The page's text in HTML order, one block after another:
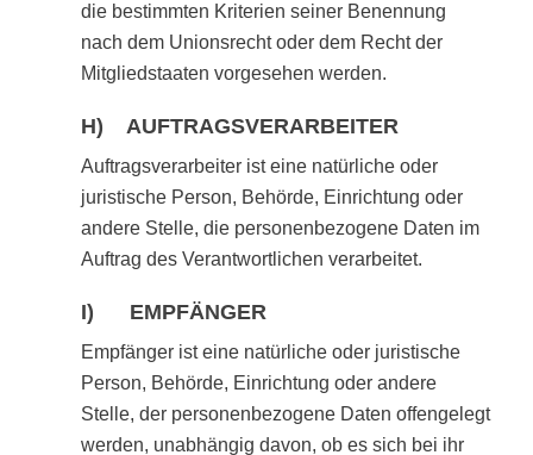
die bestimmten Kriterien seiner Benennung
nach dem Unionsrecht oder dem Recht der
Mitgliedstaaten vorgesehen werden.
H) AUFTRAGSVERARBEITER
Auftragsverarbeiter ist eine natürliche oder
juristische Person, Behörde, Einrichtung oder
andere Stelle, die personenbezogene Daten im
Auftrag des Verantwortlichen verarbeitet.
I) EMPFÄNGER
Empfänger ist eine natürliche oder juristische
Person, Behörde, Einrichtung oder andere
Stelle, der personenbezogene Daten offengelegt
werden, unabhängig davon, ob es sich bei ihr